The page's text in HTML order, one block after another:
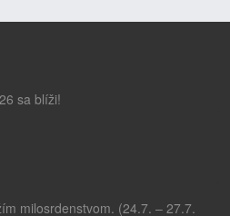
sa blíži!
milosrdenstvom. (24.7. – 27.7.